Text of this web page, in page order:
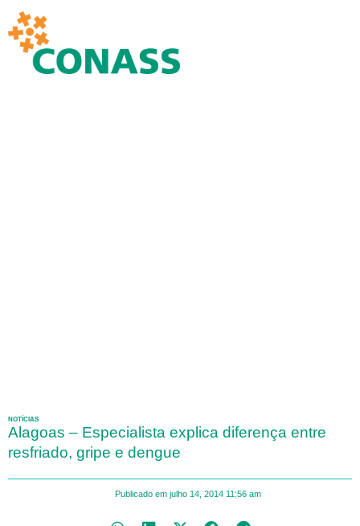
NOTÍCIAS
Alagoas – Especialista explica diferença entre
resfriado, gripe e dengue
Publicado em julho 14, 2014 11:56 am